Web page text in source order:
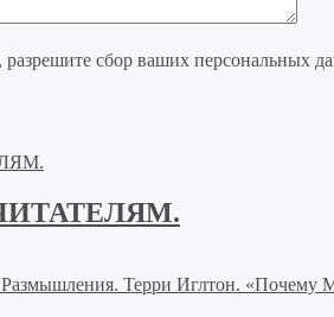
сбор ваших персональных